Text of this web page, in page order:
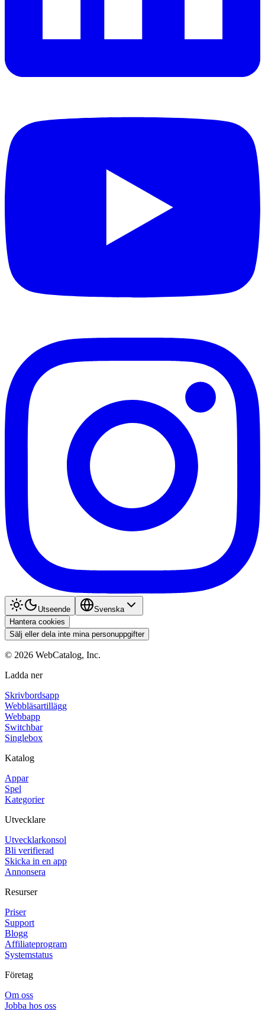
Utseende
Svenska
Hantera cookies
Sälj eller dela inte mina personuppgifter
© 2026 WebCatalog, Inc.
Ladda ner
Skrivbordsapp
Webbläsartillägg
Webbapp
Switchbar
Singlebox
Katalog
Appar
Spel
Kategorier
Utvecklare
Utvecklarkonsol
Bli verifierad
Skicka in en app
Annonsera
Resurser
Priser
Support
Blogg
Affiliateprogram
Systemstatus
Företag
Om oss
Jobba hos oss